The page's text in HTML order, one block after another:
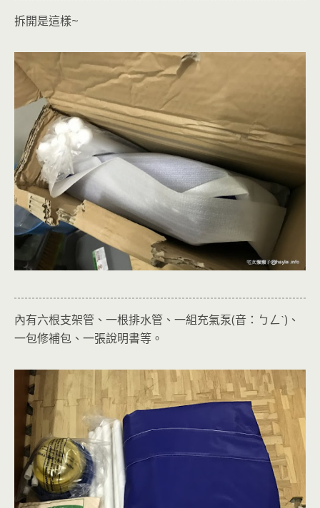
拆開是這樣~
內有六根支架管、一根排水管、一組充氣泵(音：ㄅㄥˋ)、
一包修補包、一張說明書等。